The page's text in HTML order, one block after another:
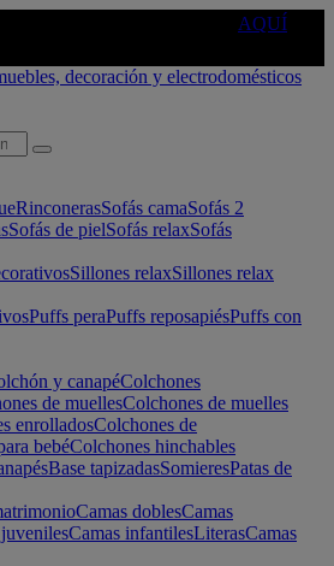
AQUÍ
RinconerasSofás camaSofás 2
Sofás de pielSofás relaxSofás
Sillones relaxSillones relax
Puffs peraPuffs reposapiésPuffs con
y canapéColchones
de muellesColchones de muelles
enrolladosColchones de
bebéColchones hinchables
Base tapizadasSomieresPatas de
Camas doblesCamas
Camas infantilesLiterasCamas